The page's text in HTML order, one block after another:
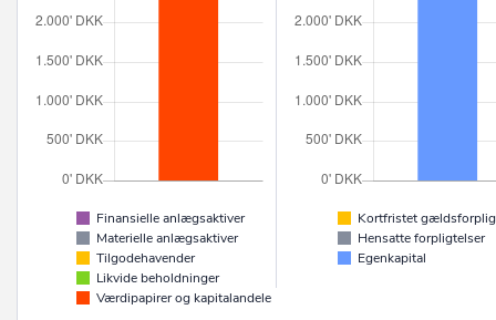
Finansielle anlægsaktiver
Materielle anlægsaktiver
Tilgodehavender
Likvide beholdninger
Værdipapirer og kapitalandele
Kortfristet
Hensatte forpligtelser
Egenkapital